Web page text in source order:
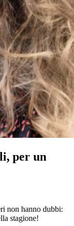
per un
non hanno dubbi:
stagione!